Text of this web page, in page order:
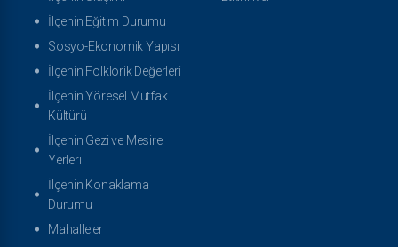
İlçenin Eğitim Durumu
Sosyo-Ekonomik Yapısı
İlçenin Folklorik Değerleri
İlçenin Yöresel Mutfak
Kültürü
İlçenin Gezi ve Mesire
Yerleri
İlçenin Konaklama
Durumu
Mahalleler